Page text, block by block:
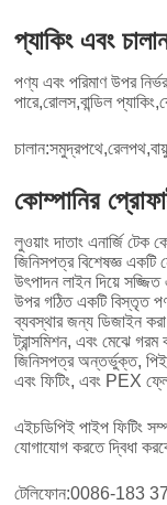
প্যাকিং এবং
পণ্য এবং পরিমাণ উপর
পারে,রোলস,বান্ডিল
কোম্পানির
লুওয়াং দাতাং এনার্জি টেক
জিনিসপত্র বিশেষজ্ঞ একটি
উৎপাদন লাইন দিয়ে
উপর গঠিত একটি বিস্তৃত
ব্যবস্থার জন্য ডিজাইন
ট্রান্সমিশন, এবং মেঝে
জিনিসপত্র অন্তর্ভুক্ত,
এবং ফিটিং, এবং PEX
এইচডিপিই পাইপ ফিটিং
যোগাযোগ করতে দ্বিধা
টেলিফোন:0086-183